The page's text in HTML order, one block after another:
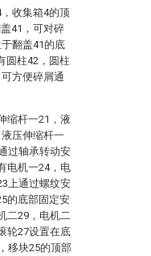
收集箱4的顶
41，可对碎
翻盖41的底
圆柱42，圆柱
方便碎屑通
缩杆一21，液
压伸缩杆一
过轴承转动安
电机一24，电
上通过螺纹安
的底部固定安
二29，电机二
轮27设置在底
移块25的顶部